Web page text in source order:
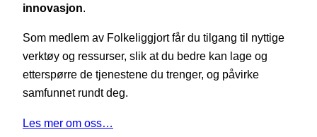
innovasjon.
Som medlem av Folkeliggjort får du tilgang til nyttige
verktøy og ressurser, slik at du bedre kan lage og
etterspørre de tjenestene du trenger, og påvirke
samfunnet rundt deg.
Les mer om oss…